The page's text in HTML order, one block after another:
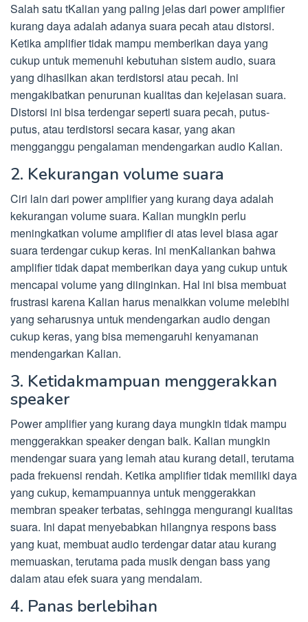
Salah satu tKalian yang paling jelas dari power amplifier
kurang daya adalah adanya suara pecah atau distorsi.
Ketika amplifier tidak mampu memberikan daya yang
cukup untuk memenuhi kebutuhan sistem audio, suara
yang dihasilkan akan terdistorsi atau pecah. Ini
mengakibatkan penurunan kualitas dan kejelasan suara.
Distorsi ini bisa terdengar seperti suara pecah, putus-
putus, atau terdistorsi secara kasar, yang akan
mengganggu pengalaman mendengarkan audio Kalian.
2. Kekurangan volume suara
Ciri lain dari power amplifier yang kurang daya adalah
kekurangan volume suara. Kalian mungkin perlu
meningkatkan volume amplifier di atas level biasa agar
suara terdengar cukup keras. Ini menKaliankan bahwa
amplifier tidak dapat memberikan daya yang cukup untuk
mencapai volume yang diinginkan. Hal ini bisa membuat
frustrasi karena Kalian harus menaikkan volume melebihi
yang seharusnya untuk mendengarkan audio dengan
cukup keras, yang bisa memengaruhi kenyamanan
mendengarkan Kalian.
3. Ketidakmampuan menggerakkan
speaker
Power amplifier yang kurang daya mungkin tidak mampu
menggerakkan speaker dengan baik. Kalian mungkin
mendengar suara yang lemah atau kurang detail, terutama
pada frekuensi rendah. Ketika amplifier tidak memiliki daya
yang cukup, kemampuannya untuk menggerakkan
membran speaker terbatas, sehingga mengurangi kualitas
suara. Ini dapat menyebabkan hilangnya respons bass
yang kuat, membuat audio terdengar datar atau kurang
memuaskan, terutama pada musik dengan bass yang
dalam atau efek suara yang mendalam.
4. Panas berlebihan